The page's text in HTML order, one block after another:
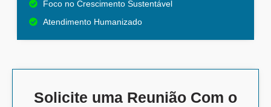
Foco no Crescimento Sustentável
Atendimento Humanizado
Solicite uma Reunião Com o